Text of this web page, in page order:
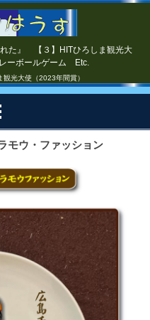
た』 【３】HITひろしま観光大
ーボールゲーム Etc.
光大使（2023年間賞）
モウ・ファッション